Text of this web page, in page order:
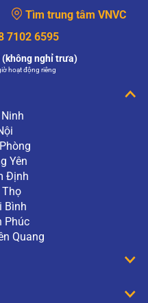
Tìm trung tâm VNVC
7102 6595
(không nghỉ trưa)
hoạt động riêng
Yên
Định
Thọ
Bình
Phúc
Quang